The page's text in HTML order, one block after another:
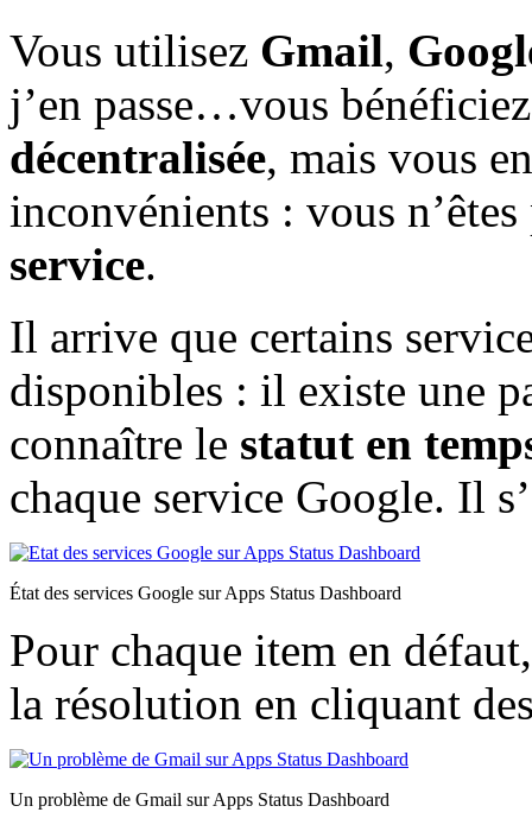
Vous utilisez Gmail,
j’en passe…vous
décentralisée, mais vous
inconvénients : vous
service.
Il arrive que certains
disponibles : il existe une
connaître le statut en
chaque service Google. Il
État des services Google sur Apps Status Dashboard
Pour chaque item en
la résolution en cliquant
Un problème de Gmail sur Apps Status Dashboard